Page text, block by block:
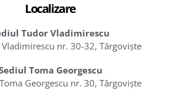
Localizare
Tudor Vladimirescu
nr. 30-32, Târgoviște
Toma Georgescu
Georgescu nr. 30, Târgoviște